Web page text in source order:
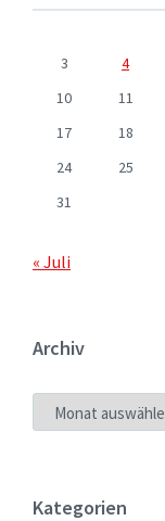
3
4
10
11
17
18
24
25
31
« Juli
Archiv
ARCHIV
Kategorien